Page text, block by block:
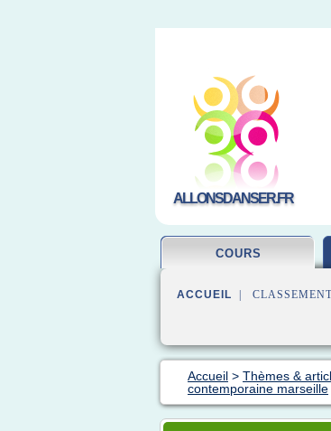
ALLONSDANSER.FR
COURS
ACCUEIL |
Accueil > Thèmes &
contemporaine marseille